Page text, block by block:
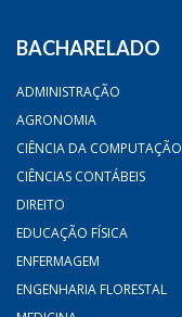
BACHARELADO
ADMINISTRAÇÃO
AGRONOMIA
CIÊNCIA DA COMPUTAÇÃO
CIÊNCIAS CONTÁBEIS
DIREITO
EDUCAÇÃO FÍSICA
ENFERMAGEM
ENGENHARIA FLORESTAL